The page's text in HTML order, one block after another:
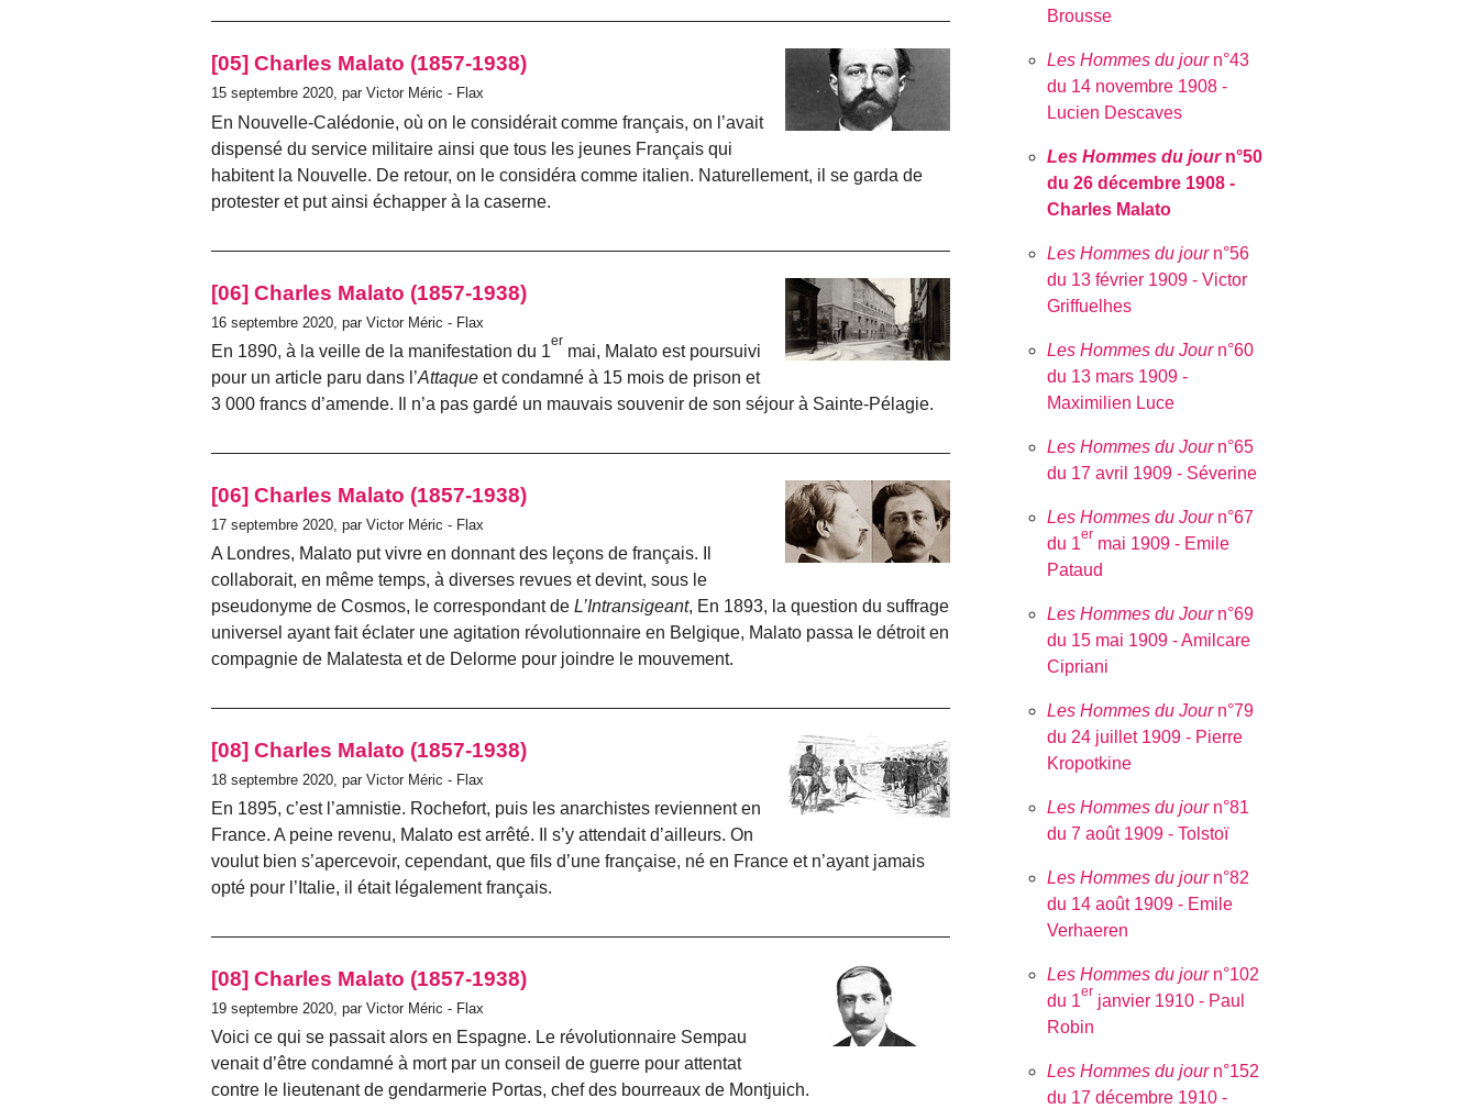
[05] Charles Malato (1857-1938)
15 septembre 2020, par Victor Méric - Flax
En Nouvelle-Calédonie, où on le considérait comme français, on l’avait
dispensé du service militaire ainsi que tous les jeunes Français qui
habitent la Nouvelle. De retour, on le considéra comme italien. Naturellement, il se garda de
protester et put ainsi échapper à la caserne.
[06] Charles Malato (1857-1938)
16 septembre 2020, par Victor Méric - Flax
En 1890, à la veille de la manifestation du 1
er
mai, Malato est poursuivi
pour un article paru dans l’Attaque et condamné à 15 mois de prison et
3 000 francs d’amende. Il n’a pas gardé un mauvais souvenir de son séjour à Sainte-Pélagie.
[06] Charles Malato (1857-1938)
17 septembre 2020, par Victor Méric - Flax
A Londres, Malato put vivre en donnant des leçons de français. Il
collaborait, en même temps, à diverses revues et devint, sous le
pseudonyme de Cosmos, le correspondant de L’Intransigeant, En 1893, la question du suffrage
universel ayant fait éclater une agitation révolutionnaire en Belgique, Malato passa le détroit en
compagnie de Malatesta et de Delorme pour joindre le mouvement.
[08] Charles Malato (1857-1938)
18 septembre 2020, par Victor Méric - Flax
En 1895, c’est l’amnistie. Rochefort, puis les anarchistes reviennent en
France. A peine revenu, Malato est arrêté. Il s’y attendait d’ailleurs. On
voulut bien s’apercevoir, cependant, que fils d’une française, né en France et n’ayant jamais
opté pour l’Italie, il était légalement français.
[08] Charles Malato (1857-1938)
19 septembre 2020, par Victor Méric - Flax
Voici ce qui se passait alors en Espagne. Le révolutionnaire Sempau
venait d’être condamné à mort par un conseil de guerre pour attentat
contre le lieutenant de gendarmerie Portas, chef des bourreaux de Montjuich.
Brousse
Les Hommes du journ°43
du 14 novembre 1908 -
Lucien Descaves
Les Hommes du journ°50
du 26 décembre 1908 -
Charles Malato
Les Hommes du journ°56
du 13 février 1909 - Victor
Griffuelhes
Les Hommes du Journ°60
du 13 mars 1909 -
Maximilien Luce
Les Hommes du Journ°65
du 17 avril 1909 - Séverine
Les Hommes du Journ°67
du 1
er
mai 1909 - Emile
Pataud
Les Hommes du Journ°69
du 15 mai 1909 - Amilcare
Cipriani
Les Hommes du Journ°79
du 24 juillet 1909 - Pierre
Kropotkine
Les Hommes du journ°81
du 7 août 1909 - Tolstoï
Les Hommes du journ°82
du 14 août 1909 - Emile
Verhaeren
Les Hommes du journ°102
du 1
er
janvier 1910 - Paul
Robin
Les Hommes du journ°152
du 17 décembre 1910 -